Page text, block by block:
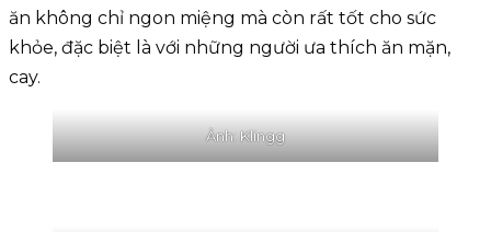
ăn không chỉ ngon miệng mà còn rất tốt cho sức
khỏe, đặc biệt là với những người ưa thích ăn mặn,
cay.
Ảnh: Klingg